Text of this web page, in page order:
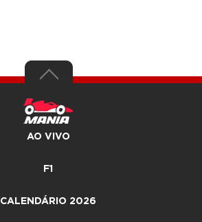
AO VIVO
F1
CALENDÁRIO 2026